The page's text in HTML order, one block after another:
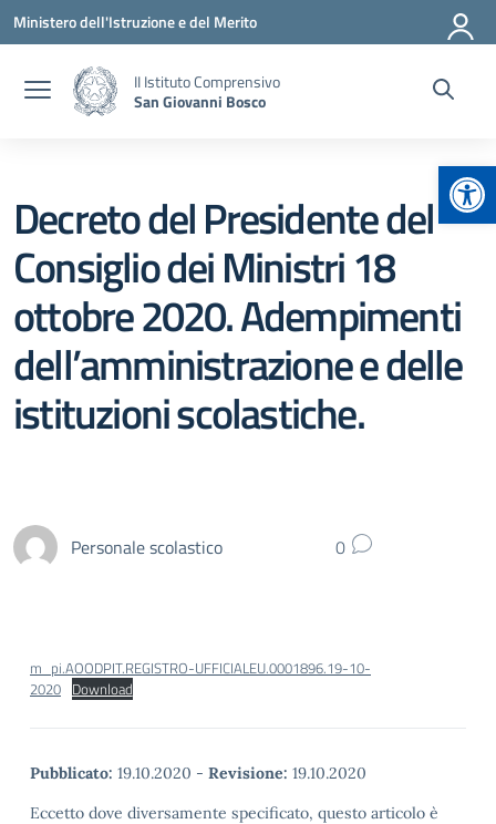
Vai ai contenuti
Vai al menu di navigazione
Vai al footer
Ministero dell'Istruzione e del Merito
II Istituto Comprensivo
San Giovanni Bosco
Decreto del Presidente del
Consiglio dei Ministri 18
ottobre 2020. Adempimenti
dell’amministrazione e delle
istituzioni scolastiche.
Personale scolastico 0
m_pi.AOODPIT.REGISTRO-UFFICIALEU.0001896.19-10-
2020 Download
Pubblicato: 19.10.2020 - Revisione: 19.10.2020
Eccetto dove diversamente specificato, questo articolo è